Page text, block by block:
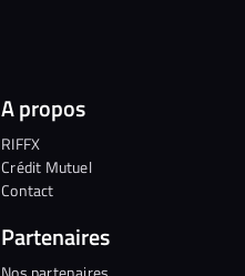
A propos
RIFFX
Crédit Mutuel
Contact
Partenaires